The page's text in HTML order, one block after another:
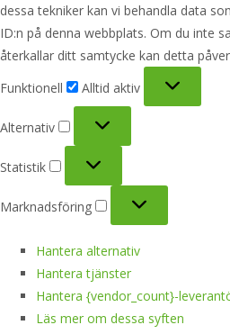
dessa tekniker kan vi behandla data
ID:n på denna webbplats. Om du inte
återkallar ditt samtycke kan detta
Funktionell
Alltid aktiv
Alternativ
Statistik
Marknadsföring
Hantera alternativ
Hantera tjänster
Hantera {vendor_count}-
Läs mer om dessa syften